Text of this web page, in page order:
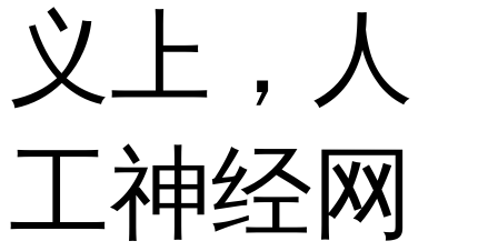
义上，人
工神经网